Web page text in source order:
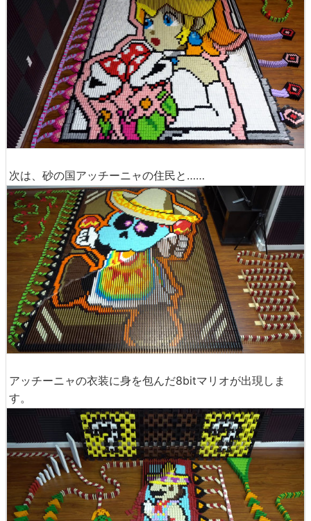
次は、砂の国アッチーニャの住民と……
アッチーニャの衣装に身を包んだ8bitマリオが出現しま
す。